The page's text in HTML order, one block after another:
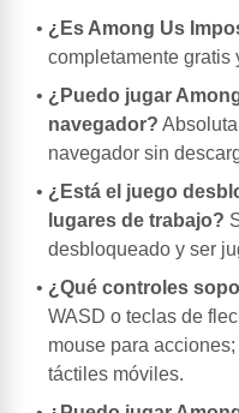
¿Es Among Us
completamente gratis
¿Puedo jugar
navegador?
navegador sin
¿Está el juego
lugares de trabajo?
desbloqueado y ser
¿Qué controles
WASD o teclas de
mouse para
táctiles móviles.